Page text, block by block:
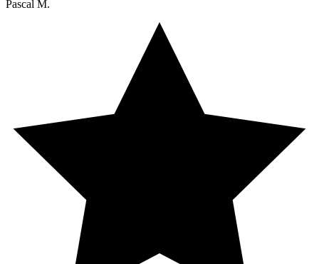
Pascal M.